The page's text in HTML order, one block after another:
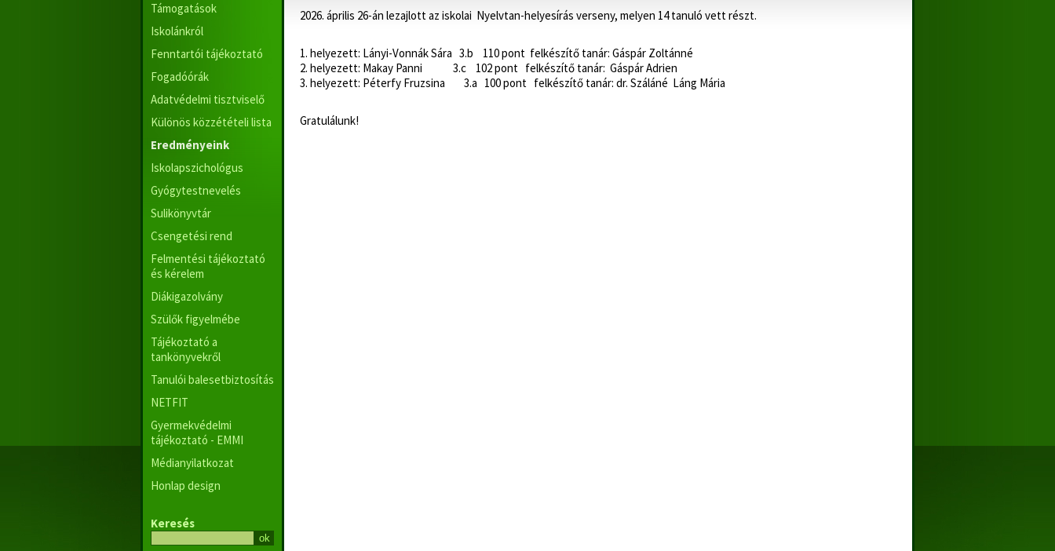
Támogatások
Iskolánkról
Fenntartói tájékoztató
Fogadóórák
Adatvédelmi tisztviselő
Különös közzétételi lista
Eredményeink
Iskolapszichológus
Gyógytestnevelés
Sulikönyvtár
Csengetési rend
Felmentési tájékoztató
és kérelem
Diákigazolvány
Szülők figyelmébe
Tájékoztató a
tankönyvekről
Tanulói balesetbiztosítás
NETFIT
Gyermekvédelmi
tájékoztató - EMMI
Médianyilatkozat
Honlap design
Keresés
2026. április 26-án lezajlott az iskolai Nyelvtan-helyesírás verseny, melyen 14 tanuló vett részt.
1. helyezett: Lányi-Vonnák Sára 3.b 110 pont felkészítő tanár: Gáspár Zoltánné
2. helyezett: Makay Panni 3.c 102 pont felkészítő tanár: Gáspár Adrien
3. helyezett: Péterfy Fruzsina 3.a 100 pont felkészítő tanár: dr. Száláné Láng Mária
Gratulálunk!